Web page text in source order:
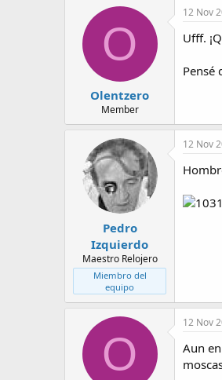
O
Olentzero
Member
12 Nov
Ufff.
Pensé
Pedro
Izquierdo
Maestro Relojero
Miembro del
equipo
12 Nov
O
12 Nov
Aun